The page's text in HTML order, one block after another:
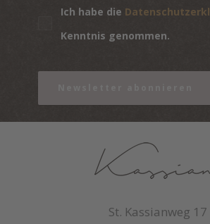
Ich habe die
Kenntnis genommen.
St. Kassianweg 17